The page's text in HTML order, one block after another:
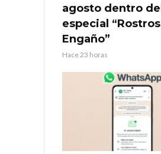
agosto dentro del
especial “Rostros
Engaño”
Hace 23 horas